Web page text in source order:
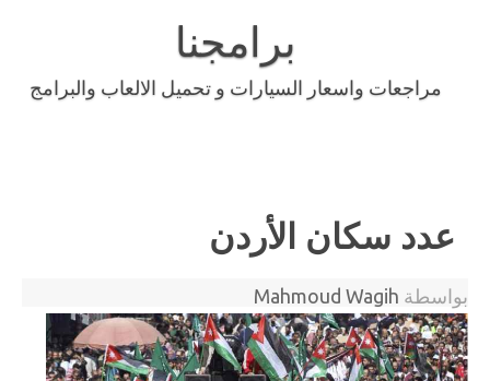
برامجنا
مراجعات واسعار السيارات و تحميل الالعاب والبرامج
عدد سكان الأردن
بواسطة Mahmoud Wagih